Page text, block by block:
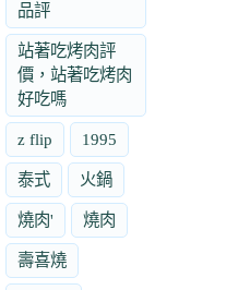
品評
站著吃烤肉評
價，站著吃烤肉
好吃嗎
z flip 1995
泰式 火鍋
燒肉' 燒肉
壽喜燒